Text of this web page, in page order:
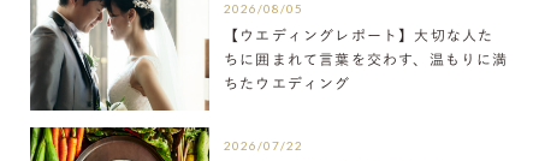
2026/08/05
【ウエディングレポート】大切な人た
ちに囲まれて言葉を交わす、温もりに満
ちたウエディング
2026/07/22